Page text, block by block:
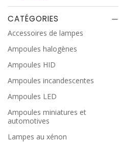
CATÉGORIES
Accessoires de lampes
Ampoules halogènes
Ampoules HID
Ampoules incandescentes
Ampoules LED
Ampoules miniatures et
automotives
Lampes au xénon